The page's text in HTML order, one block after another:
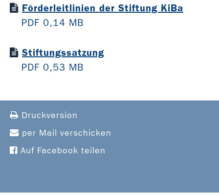
Förderleitlinien der Stiftung KiBa
PDF 0,14 MB
Stiftungssatzung
PDF 0,53 MB
Druckversion
per Mail verschicken
Auf Facebook teilen